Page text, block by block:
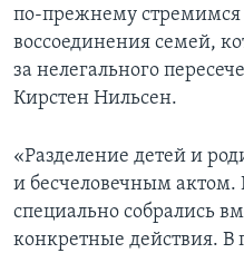
по-прежнему
воссоединения семей,
за нелегального
Кирстен Нильсен.
«Разделение детей и
и бесчеловечным актом.
специально собрались
конкретные действия. В